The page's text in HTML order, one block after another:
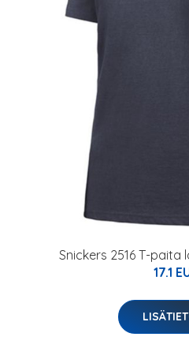
Snickers 2516 T-paita
17.1